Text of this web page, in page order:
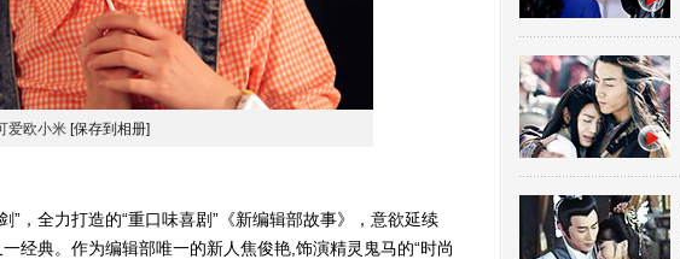
爱欧小米 [保存到相册]
全力打造的“重口味喜剧”《新编辑部故事》，意欲延续
经典。作为编辑部唯一的新人焦俊艳,饰演精灵鬼马的“时尚